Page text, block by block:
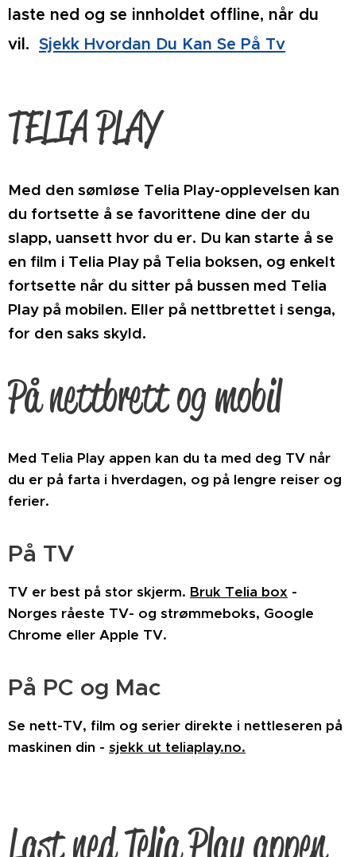
laste ned og se innholdet offline, når du
vil. Sjekk Hvordan Du Kan Se På Tv
TELIA PLAY
Med den sømløse Telia Play-opplevelsen kan
du fortsette å se favorittene dine der du
slapp, uansett hvor du er. Du kan starte å se
en film i Telia Play på Telia boksen, og enkelt
fortsette når du sitter på bussen med Telia
Play på mobilen. Eller på nettbrettet i senga,
for den saks skyld.
På nettbrett og mobil
Med Telia Play appen kan du ta med deg TV når
du er på farta i hverdagen, og på lengre reiser og
ferier.
På TV
TV er best på stor skjerm. Bruk Telia box -
Norges råeste TV- og strømmeboks, Google
Chrome eller Apple TV.
På PC og Mac
Se nett-TV, film og serier direkte i nettleseren på
maskinen din - sjekk ut teliaplay.no.
Last ned Telia Play appen